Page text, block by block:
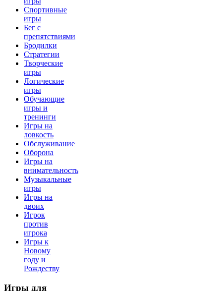
Спортивные
игры
Бег с
препятствиями
Бродилки
Стратегии
Творческие
игры
Логические
игры
Обучающие
игры и
тренинги
Игры на
ловкость
Обслуживание
Оборона
Игры на
внимательность
Музыкальные
игры
Игры на
двоих
Игрок
против
игрока
Игры к
Новому
году и
Рождеству
Игры для